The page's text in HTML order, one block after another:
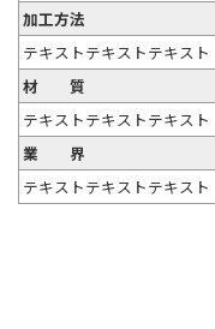
加工方法
テキストテキストテキスト
材 質
テキストテキストテキスト
業 界
テキストテキストテキスト